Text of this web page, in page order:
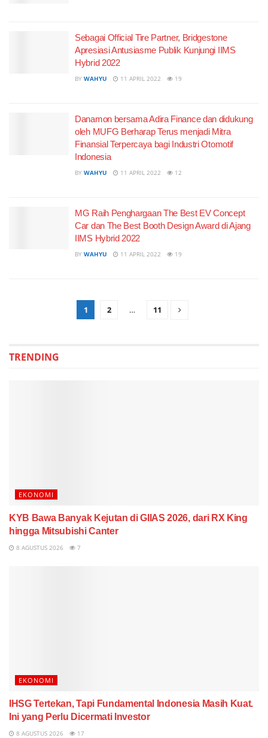
Sebagai Official Tire Partner, Bridgestone
Apresiasi Antusiasme Publik Kunjungi IIMS
Hybrid 2022
BY WAHYU 11 APRIL 2022 19
Danamon bersama Adira Finance dan didukung
oleh MUFG Berharap Terus menjadi Mitra
Finansial Terpercaya bagi Industri Otomotif
Indonesia
BY WAHYU 11 APRIL 2022 12
MG Raih Penghargaan The Best EV Concept
Car dan The Best Booth Design Award di Ajang
IIMS Hybrid 2022
BY WAHYU 11 APRIL 2022 19
1 2 … 11
TRENDING
EKONOMI
KYB Bawa Banyak Kejutan di GIIAS 2026, dari RX King
hingga Mitsubishi Canter
8 AGUSTUS 2026 7
EKONOMI
IHSG Tertekan, Tapi Fundamental Indonesia Masih Kuat.
Ini yang Perlu Dicermati Investor
8 AGUSTUS 2026 17